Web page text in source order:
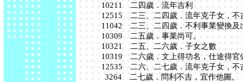
10211 二四歲．流年吉利
12515 二三、二四歲．流年克子女，不
11042 二三、二四歲．不利事業變換及
10309 二五歲．事業尚可。
10321 二五、二六歲．子女之數
10319 二六歲．文上得功名，仕途得官
12535 二六、二七歲．流年克子女，不
3264 二七歲．問利不吉，宜作他圖。